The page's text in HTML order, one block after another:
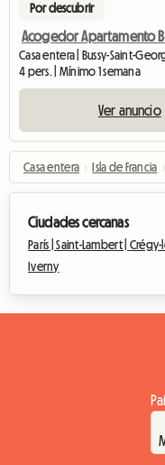
Por descubrir
Casa entera | Bussy-Saint-
4 pers. | Mínimo 1 semana
Ver anuncio
Casa entera › Isla de Francia ›
Ciudades cercanas
París |Saint-Lambert | Crégy-
Iverny